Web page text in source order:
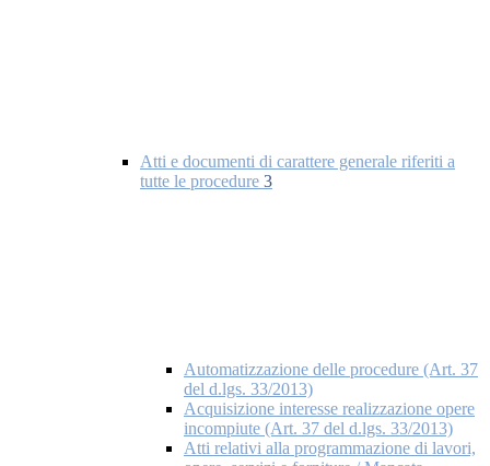
Atti e documenti di carattere generale riferiti a
tutte le procedure 3
Automatizzazione delle procedure (Art. 37
del d.lgs. 33/2013)
Acquisizione interesse realizzazione opere
incompiute (Art. 37 del d.lgs. 33/2013)
Atti relativi alla programmazione di lavori,